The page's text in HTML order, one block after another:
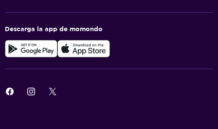
Descarga la app de momondo